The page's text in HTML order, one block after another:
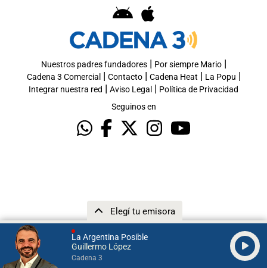
La Argentina Posible
Guillermo López
Cadena 3
Elegí tu emisora
Nuestros padres fundadores| Por siempre Mario|
Cadena 3 Comercial | Contacto| Cadena Heat | La Popu |
Integrar nuestra red | Aviso Legal | Política de Privacidad
Seguinos en